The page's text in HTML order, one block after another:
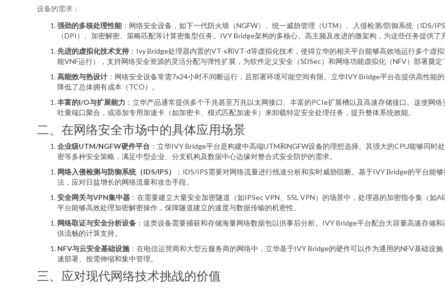
设备的需求：
强劲的多核处理性能：网络安全设备，如下一代防火墙（NGFW）、统一威胁管理（UTM）、入侵检测/防御系统（IDS/
（DPI）、加密解密、策略匹配等计算密集型任务。IVY Bridge架构的多核心、高主频及改进的微架构，为这些任务提供了
先进的虚拟化技术支持 ：Ivy Bridge处理器内置的VT-x和VT-d等虚拟化技术，使得立华的相关平台能够高效地运行多个虚
能VNF运行），支持网络安全资源的灵活分配与弹性扩展，为软件定义安全（SDSec）和网络功能虚拟化（NFV）部署奠定
高能效与热设计 ：网络安全设备常需7x24小时不间断运行，且部署环境可能空间有限。立华IVY Bridge平台在提供高性能
降低了总体拥有成本（TCO）。
丰富的I/O与扩展能力 ：立华产品通常提供多个千兆甚至万兆以太网接口、丰富的PCIe扩展槽以及高速存储接口。这使网
吐量端口聚合，或添加专用加速卡（如加密卡、模式匹配加速卡）来卸载特定安全处理任务，提升整体系统效能。
二、在网络安全市场中的具体应用场景
企业级UTM/NGFW硬件平台 ：立华IVY Bridge平台是构建中高端UTM和NGFW设备的理想选择。其强大的CPU能够同时
密等多种安全策略，满足中型企业、分支机构及数据中心边缘对整合式安全防护的需求。
网络入侵检测与防御系统（IDS/IPS）
：IDS/IPS需要对网络流量进行线速分析和实时威胁阻断。基于IVY Bridge的平台能
法，应对日益增长的网络流量和攻击手段。
安全网关与VPN集中器 ：在需要建立大量安全加密隧道（如IPSec VPN、SSL VPN）的场景中，处理器的加密指令集（
平台能够高效处理加密解密操作，保障隧道建立的速度与数据传输的机密性。
网络取证与安全分析设备 ：这类设备需要捕获和存储海量网络数据包以供事后分析。IVY Bridge平台配合大容量高速存储
供流畅的计算支持。
NFV与云安全基础设施：在电信运营商和大型云服务商的网络中，立华基于IVY Bridge的硬件可以作为通用的NFV基础设
速部署、按需伸缩和集中管理。
三、应对现代网络技术挑战的价值